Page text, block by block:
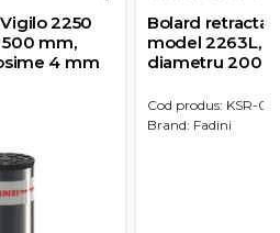
2250
mm,
4 mm
Bolard
model 2263L,
diametru 200
Cod produs: KSR-
Brand: Fadini